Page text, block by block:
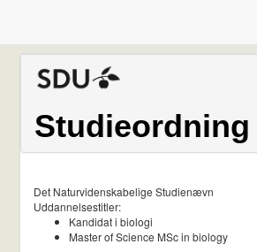
Det Naturvidenskabelige Studienævn
Uddannelsestitler:
Kandidat i biologi
Master of Science MSc in biology